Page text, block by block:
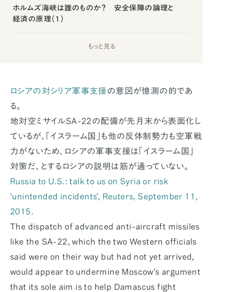
ホルムズ海峡は誰のものか？ 安全保障の論理と
経済の原理（1）
もっと見る
ロシアの対シリア軍事支援の意図が憶測の的であ
る。
地対空ミサイルSA-22の配備が先月末から表面化し
ているが、「イスラーム国」も他の反体制勢力も空軍戦
力がないため、ロシアの軍事支援は「イスラーム国」
対策だ、とするロシアの説明は筋が通っていない。
Russia to U.S.: talk to us on Syria or risk
'unintended incidents', Reuters, September 11,
2015.
The dispatch of advanced anti-aircraft missiles
like the SA-22, which the two Western officials
said were on their way but had not yet arrived,
would appear to undermine Moscow's argument
that its sole aim is to help Damascus fight